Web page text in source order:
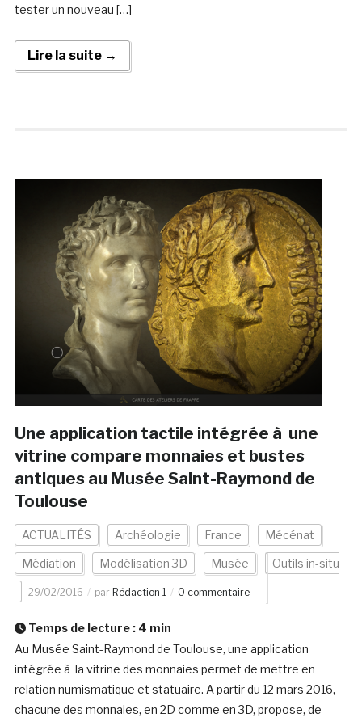
tester un nouveau […]
Lire la suite →
Une application tactile intégrée à une
vitrine compare monnaies et bustes
antiques au Musée Saint-Raymond de
Toulouse
ACTUALITÉS Archéologie France Mécénat
Médiation Modélisation 3D Musée Outils in-situ
29/02/2016 par Rédaction 1 0 commentaire
Temps de lecture : 4 min
Au Musée Saint-Raymond de Toulouse, une application
intégrée à la vitrine des monnaies permet de mettre en
relation numismatique et statuaire. A partir du 12 mars 2016,
chacune des monnaies, en 2D comme en 3D, propose, de